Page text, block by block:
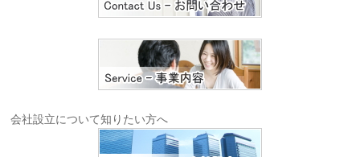
会社設立について知りたい方へ